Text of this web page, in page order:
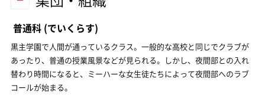
普通科 (でいくらす)
黒主学園で人間が通っているクラス。一般的な高校と同じでクラブが
あったり、普通の授業風景などが見られる。しかし、夜間部との入れ
替わり時間になると、ミーハーな女生徒たちによって夜間部へのラブ
コールが始まる。